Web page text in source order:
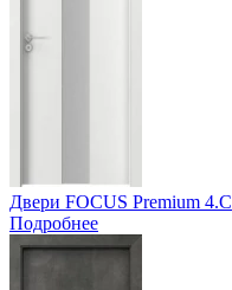
Двери FOCUS Premium 4.C
Подробнее